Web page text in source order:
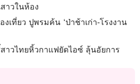
าวในห้อง
เที่ยว ปูพรมค้น ‘ป่าช้าเก่า-โรงงาน
าวไทยหิ้วกาแฟยัดไอซ์ ลุ้นอัยการ